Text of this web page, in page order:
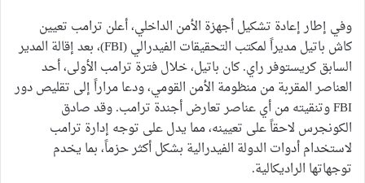
وفي إطار إعادة تشكيل أجهزة الأمن الداخلي، أعلن ترامب تعيين
كاش باتيل مديراً لمكتب التحقيقات الفيدرالي (FBI)، بعد إقالة المدير
السابق كريستوفر راي. كان باتيل، خلال فترة ترامب الأولى، أحد
العناصر المقربة من منظومة الأمن القومي، ودعا مراراً إلى تقليص دور
FBI وتنقيته من أي عناصر تعارض أجندة ترامب. وقد صادق
الكونجرس لاحقاً على تعيينه، مما يدل على توجه إدارة ترامب
لاستخدام أدوات الدولة الفيدرالية بشكل أكثر حزماً، بما يخدم
توجهاتها الراديكالية.